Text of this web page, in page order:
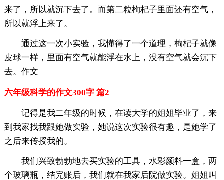
来了，所以就沉下去了。而第二粒枸杞子里面还有空气，
所以就浮上来了。
通过这一次小实验，我懂得了一个道理，枸杞子就像
皮球一样，里面有空气就能浮在水上，没有空气就会沉下
去。作文
六年级科学的作文300字 篇2
记得是我二年级的时候，在读大学的姐姐毕业了，来
到我家找我跟她做实验，她说这次实验很有趣，是她学了
之后来传授我的。
我们兴致勃勃地去买实验的工具，水彩颜料一盒，两
个玻璃瓶，结完账后，我们就在我家后院做实验。姐姐叫